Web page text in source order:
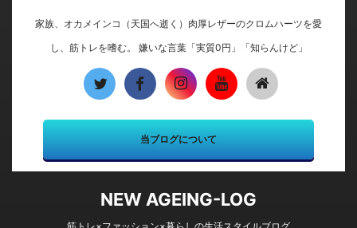
家族、オカメインコ（天国へ逝く）肉厚レザーのクロムハーツを愛
し、筋トレを嗜む。 嫌いな言葉「実質0円」「知らんけど」
当ブログについて
NEW AGEING-LOG